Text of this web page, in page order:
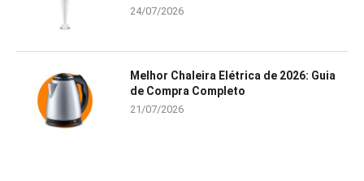
24/07/2026
Melhor Chaleira Elétrica de 2026: Guia
de Compra Completo
21/07/2026